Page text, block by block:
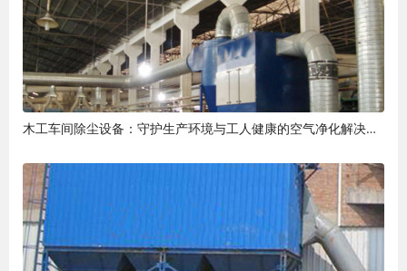
木工车间除尘设备：守护生产环境与工人健康的空气净化解决方案